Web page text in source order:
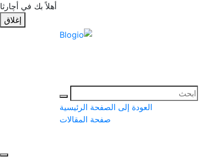
أهلاً بك في أچارثا
إغلاق
العودة إلى الصفحة الرئيسية
صفحة المقالات